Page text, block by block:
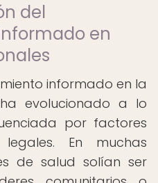
del
en
informado en la
evolucionado a lo
por factores
En muchas
de salud solían ser